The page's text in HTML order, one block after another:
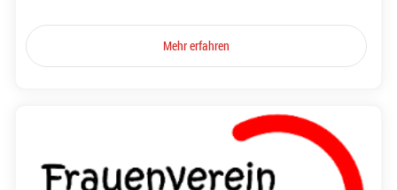
Mehr erfahren